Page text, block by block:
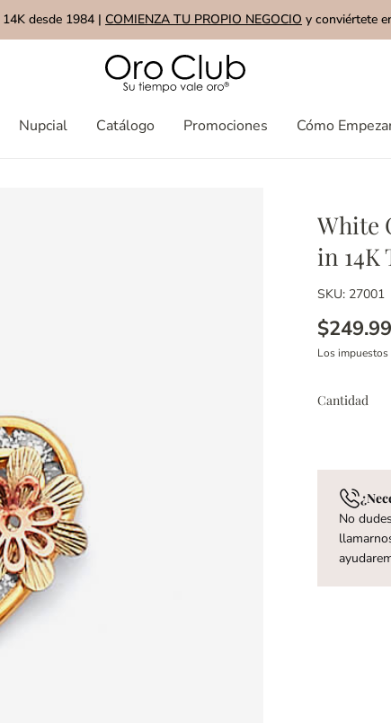
desde 1984 | COMIENZA TU PROPIO NEGOCIO y conviértete
Nupcial Catálogo Promociones Cómo
White
in 14K
SKU: 27001
$249.99
Los
Cantidad
No